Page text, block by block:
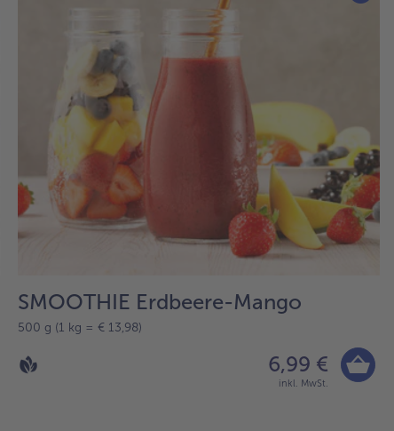
SMOOTHIE Erdbeere-Mango
500 g (1 kg = € 13,98)
6,99 €
inkl. MwSt.